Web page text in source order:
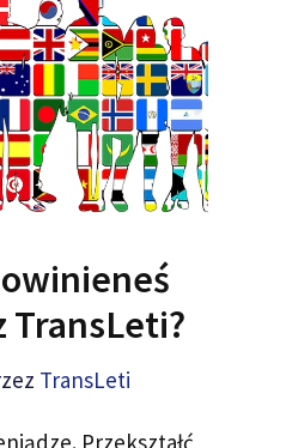
TransLeti?
TransLeti
Przekształć